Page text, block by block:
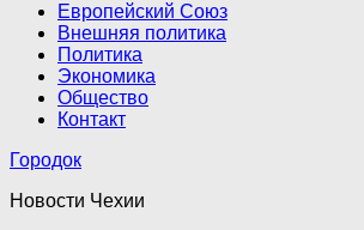
Европейский Союз
Внешняя политика
Политика
Экономика
Общество
Контакт
Городок
Новости Чехии